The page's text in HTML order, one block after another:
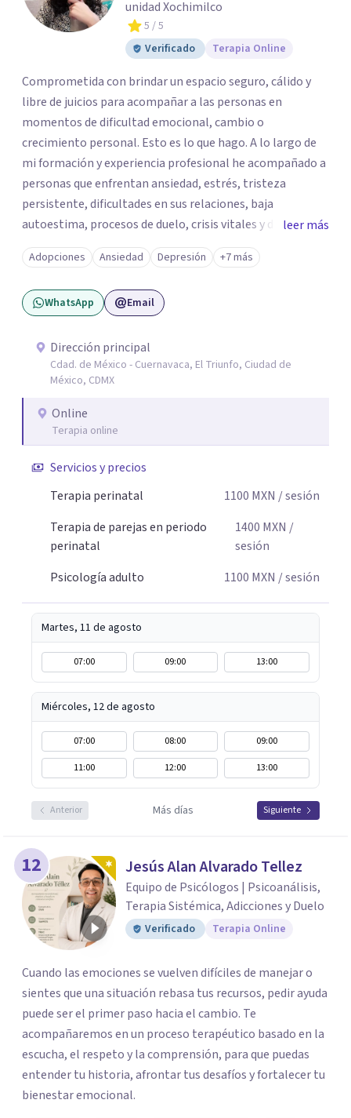
unidad Xochimilco
5 / 5
Verificado
Terapia Online
Comprometida con brindar un espacio seguro, cálido y
libre de juicios para acompañar a las personas en
momentos de dificultad emocional, cambio o
crecimiento personal. Esto es lo que hago. A lo largo de
mi formación y experiencia profesional he acompañado a
personas que enfrentan ansiedad, estrés, tristeza
persistente, dificultades en sus relaciones, baja
autoestima, procesos de duelo, crisis vitales y desafíos
relacionados con la adaptación a nuevas etapas de la vida.
Mi enfoque se basa en la escucha empática, el respeto por
la historia de cada persona y el trabajo conjunto para
desarrollar herramientas que favorezcan el bienestar
que buscar ayuda psicológica es un acto de valentía y
autocuidado. Mi objetivo es acompañarte para que puedas
comprender mejor lo que estás viviendo, fortalecer tus
recursos personales y construir una vida más plena y
congruente con tus necesidades y valores.
leer más
Adopciones Ansiedad Depresión +7 más
WhatsApp Email
Dirección principal
Cdad. de México - Cuernavaca, El Triunfo, Ciudad de
México, CDMX
Online
Terapia online
Servicios y precios
Terapia perinatal
1100 MXN / sesión
Terapia de parejas en periodo
perinatal
1400 MXN /
sesión
Psicología adulto
1100 MXN / sesión
Martes, 11 de agosto
07:00 09:00 13:00
Miércoles, 12 de agosto
07:00 08:00
09:00
11:00
12:00 13:00
Anterior Más días Siguiente
12 Jesús Alan Alvarado Tellez
Equipo de Psicólogos | Psicoanálisis,
Terapia Sistémica, Adicciones y Duelo
Verificado Terapia Online
Cuando las emociones se vuelven difíciles de manejar o
sientes que una situación rebasa tus recursos, pedir ayuda
puede ser el primer paso hacia el cambio. Te
acompañaremos en un proceso terapéutico basado en la
escucha, el respeto y la comprensión, para que puedas
entender tu historia, afrontar tus desafíos y fortalecer tu
bienestar emocional.